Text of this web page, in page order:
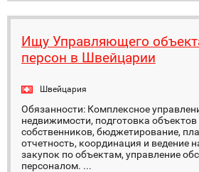
Ищу Управляющего
персон в Швейцарии
Швейцария
Обязанности: Комплексное
недвижимости, подготовка объектов
собственников, бюджетирование,
отчетность, координация и ведение
закупок по объектам, управление
персоналом. ...